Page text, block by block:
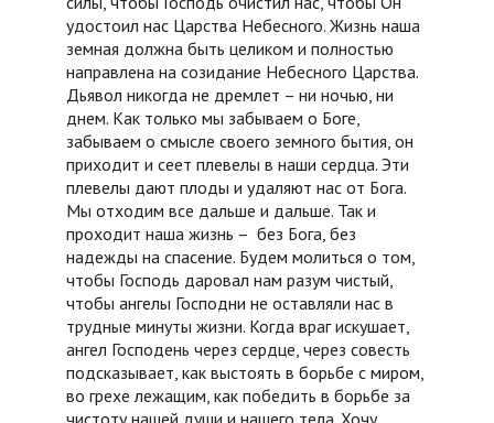
удостоил нас Царства Небесного. Жизнь наша
земная должна быть целиком и полностью
направлена на созидание Небесного Царства.
Дьявол никогда не дремлет – ни ночью, ни
днем. Как только мы забываем о Боге,
забываем о смысле своего земного бытия, он
приходит и сеет плевелы в наши сердца. Эти
плевелы дают плоды и удаляют нас от Бога.
Мы отходим все дальше и дальше. Так и
проходит наша жизнь – без Бога, без
надежды на спасение. Будем молиться о том,
чтобы Господь даровал нам разум чистый,
чтобы ангелы Господни не оставляли нас в
трудные минуты жизни. Когда враг искушает,
ангел Господень через сердце, через совесть
подсказывает, как выстоять в борьбе с миром,
во грехе лежащим, как победить в борьбе за
чистоту нашей души и нашего тела. Хочу